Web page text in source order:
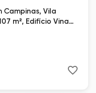
Vila
m², Edifício Vina